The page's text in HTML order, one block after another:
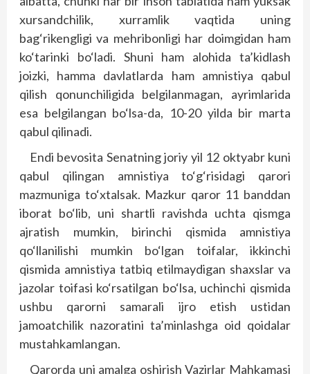
xursandchilik, xurramlik vaqtida uning
bag‘rikengligi va mehribonligi har doimgidan ham
ko‘tarinki bo‘ladi. Shuni ham alohida ta’kidlash
joizki, hamma davlatlarda ham amnistiya qabul
qilish qonunchiligida belgilanmagan, ayrimlarida
esa belgilangan bo‘lsa-da, 10-20 yilda bir marta
qabul qilinadi.
Endi bevosita Senatning joriy yil 12 oktyabr kuni
qabul qilingan amnistiya to‘g‘risidagi qarori
mazmuniga to‘xtalsak. Mazkur qaror 11 banddan
iborat bo‘lib, uni shartli ravishda uchta qismga
ajratish mumkin, birinchi qismida amnistiya
qo‘llanilishi mumkin bo‘lgan toifalar, ikkinchi
qismida amnistiya tatbiq etilmaydigan shaxslar va
jazolar toifasi ko‘rsatilgan bo‘lsa, uchinchi qismida
ushbu qarorni samarali ijro etish ustidan
jamoatchilik nazoratini ta’minlashga oid qoidalar
mustahkamlangan.
Qarorda uni amalga oshirish Vazirlar Mahkamasi